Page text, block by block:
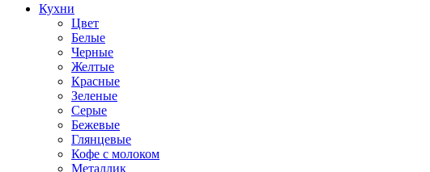
Кухни
Цвет
Белые
Черные
Желтые
Красные
Зеленые
Серые
Бежевые
Глянцевые
Кофе с молоком
Металлик